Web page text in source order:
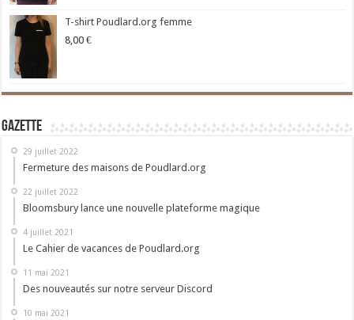
T-shirt Poudlard.org femme
8,00 €
Gazette
29 juillet 2022
Fermeture des maisons de Poudlard.org
22 juillet 2022
Bloomsbury lance une nouvelle plateforme magique
4 juillet 2021
Le Cahier de vacances de Poudlard.org
11 mai 2021
Des nouveautés sur notre serveur Discord
10 mai 2021